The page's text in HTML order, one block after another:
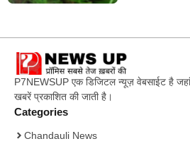
P7NEWSUP एक डिजिटल न्यूज़ वेबसाईट है जहां
खबरें प्रकाशित की जाती है।
Categories
Chandauli News